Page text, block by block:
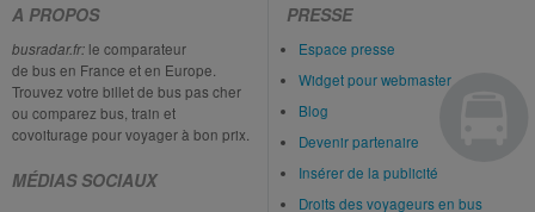
A PROPOS
busradar.fr: le comparateur
de bus en France et en Europe.
Trouvez votre billet de bus pas cher
ou comparez bus, train et
covoiturage pour voyager à bon prix.
MÉDIAS SOCIAUX
PRESSE
Espace presse
Widget pour webmaster
Blog
Devenir partenaire
Insérer de la publicité
Droits des voyageurs en bus